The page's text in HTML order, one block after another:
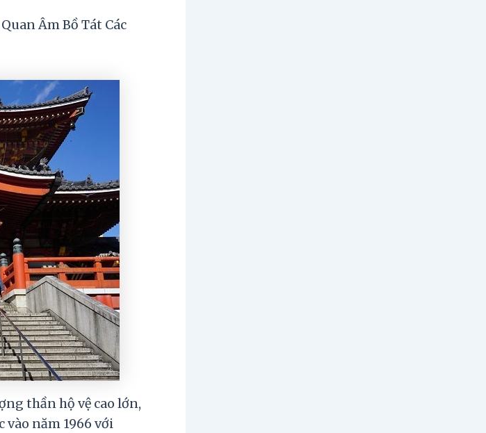
Âm Bồ Tát Các
thần hộ vệ cao lớn,
năm 1966 với